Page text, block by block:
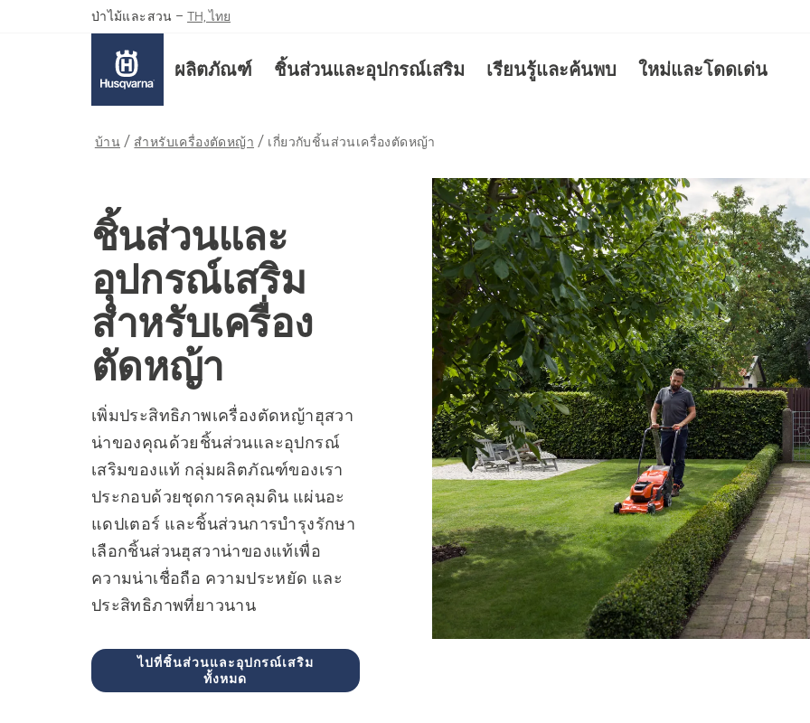
ป่าไม้และสวน – TH, ไทย
ผลิตภัณฑ์ ชิ้นส่วนและอุปกรณ์เสริม เรียนรู้และค้นพบ ใหม่และโดดเด่น
บ้าน สำหรับเครื่องตัดหญ้า เกี่ยวกับชิ้นส่วนเครื่องตัดหญ้า
ชิ้นส่วนและ
อุปกรณ์เสริม
สำหรับเครื่อง
ตัดหญ้า
เพิ่มประสิทธิภาพเครื่องตัดหญ้าฮุสวา
น่าของคุณด้วยชิ้นส่วนและอุปกรณ์
เสริมของแท้ กลุ่มผลิตภัณฑ์ของเรา
ประกอบด้วยชุดการคลุมดิน แผ่นอะ
แดปเตอร์ และชิ้นส่วนการบำรุงรักษา
เลือกชิ้นส่วนฮุสวาน่าของแท้เพื่อ
ความน่าเชื่อถือ ความประหยัด และ
ประสิทธิภาพที่ยาวนาน
ไปที่ชิ้นส่วนและอุปกรณ์เสริม
ทั้งหมด